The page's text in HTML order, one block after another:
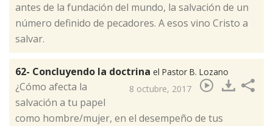
antes de la fundación del mundo, la salvación de un
número definido de pecadores. A esos vino Cristo a
salvar.
62- Concluyendo la doctrina el Pastor B. Lozano
8 octubre, 2017
¿Cómo afecta la
salvación a tu papel
como hombre/mujer, en el desempeño de tus